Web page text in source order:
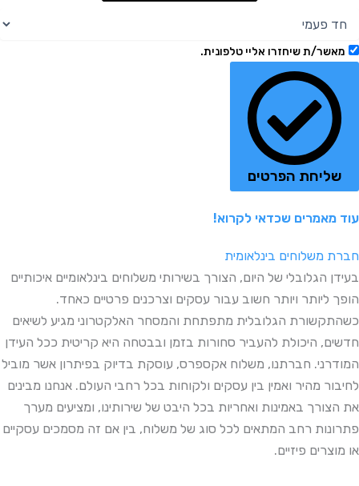
מאשר/ת שיחזרו אליי טלפונית.
שליחת הפרטים
עוד מאמרים שכדאי לקרוא!
חברת משלוחים בינלאומית
בעידן הגלובלי של היום, הצורך בשירותי משלוחים בינלאומיים איכותיים
הופך ליותר ויותר חשוב עבור עסקים וצרכנים פרטיים כאחד.
כשהתקשורת הגלובלית מתפתחת והמסחר האלקטרוני מגיע לשיאים
חדשים, היכולת להעביר סחורות בזמן ובבטחה היא קריטית ככל העידן
המודרני. חברתנו, משלוח אקספרס, עוסקת בדיוק בפיתרון אשר מוביל
לחיבור מהיר ואמין בין עסקים ולקוחות בכל רחבי העולם. אנחנו מבינים
את הצורך באמינות ואחריות בכל היבט של שירותינו, ומציעים מערך
פתרונות רחב המתאים לכל סוג של משלוח, בין אם זה מסמכים עסקיים
או מוצרים פיזיים.